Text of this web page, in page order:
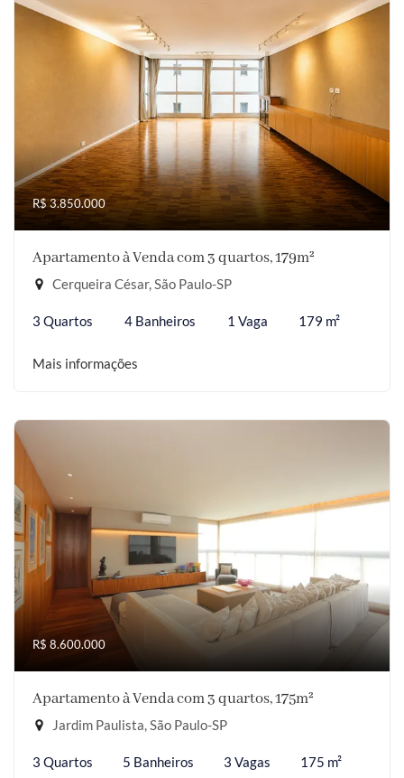
R$ 3.850.000
Apartamento à Venda com 3 quartos, 179m²
Cerqueira César, São Paulo-SP
3 Quartos 4 Banheiros 1 Vaga 179 m²
Mais informações
R$ 8.600.000
Apartamento à Venda com 3 quartos, 175m²
Jardim Paulista, São Paulo-SP
3 Quartos 5 Banheiros 3 Vagas 175 m²